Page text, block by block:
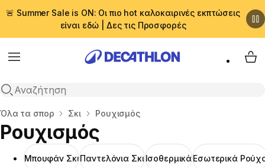
🚨 Summer Sale is ON: Οι πιο hot καλοκαιρινές εκπτώσεις
είναι εδώ | Δες τις Προσφορές
Menu
Αναζήτηση
My
Αρχική σελίδα
Όλα τα σπορ Σκι Ρουχισμός
Ρουχισμός
Μπουφάν ΣκιΠαντελόνια Σκι Ισοθερμικά Εσωτερικά